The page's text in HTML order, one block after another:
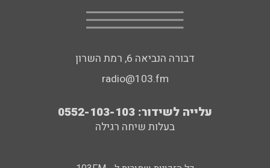
דבורה הנביאה 6, רמת השרון
radio@103.fm
עלייה לשידור: 0552-103-103
בעלות שיחה רגילה